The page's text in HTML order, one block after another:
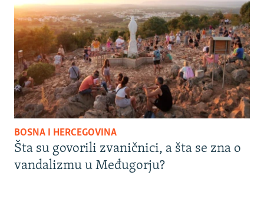
BOSNA I HERCEGOVINA
Šta su govorili zvaničnici, a šta se zna o
vandalizmu u Međugorju?